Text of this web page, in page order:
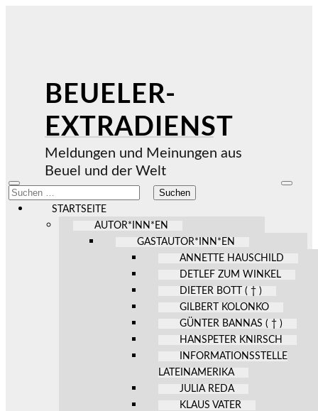
BEUELER-
EXTRADIENST
Meldungen und Meinungen aus
Beuel und der Welt
Mobile-
Menü
ein-/ausblenden
Suchen
nach:
STARTSEITE
AUTOR*INN*EN
GASTAUTOR*INN*EN
ANNETTE HAUSCHILD
DETLEF ZUM WINKEL
DIETER BOTT ( † )
GILBERT KOLONKO
GÜNTER BANNAS ( † )
HANSPETER KNIRSCH
INFORMATIONSSTELLE
LATEINAMERIKA
JULIA REDA
KLAUS VATER